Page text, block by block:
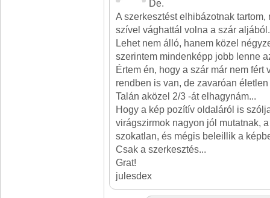
De.
A szerkesztést elhibázotnak tartom,
szível vághattál volna a szár aljából.
Lehet nem álló, hanem közel
szerintem mindenképp jobb lenne
Értem én, hogy a szár már nem fért
rendben is van, de zavaróan
Talán aközel 2/3 -át elhagynám...
Hogy a kép pozítív oldaláról is
virágszirmok nagyon jól mutatnak,
szokatlan, és mégis beleillik a
Csak a szerkesztés...
Grat!
julesdex